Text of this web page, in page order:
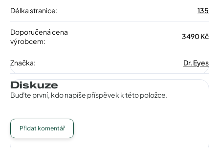
Délka stranice: 135
Doporučená cena
výrobcem:
3490 Kč
Značka: Dr. Eyes
Diskuze
Buďte první, kdo napíše příspěvek k této položce.
Přidat komentář